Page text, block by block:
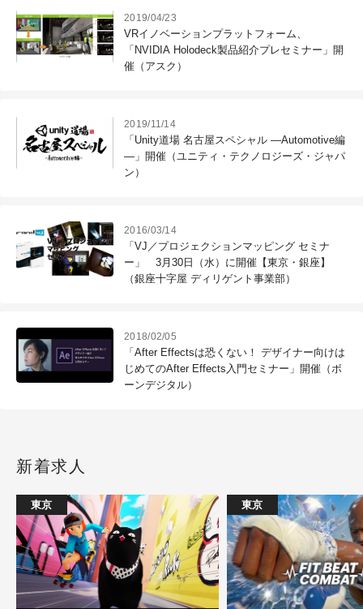
2019/04/23
VRイノベーションプラットフォーム、
「NVIDIA Holodeck製品紹介プレセミナー」開
催（アスク）
2019/11/14
「Unity道場 名古屋スペシャル ―Automotive編
―」開催（ユニティ・テクノロジーズ・ジャパ
ン）
2016/03/14
「VJ／プロジェクションマッピング セミナ
ー」 3月30日（水）に開催【東京・銀座】
（銀座十字屋 ディリゲント事業部）
2018/02/05
「After Effectsは恐くない！ デザイナー向けは
じめてのAfter Effects入門セミナー」開催（ボ
ーンデジタル）
新着求人
東京 東京